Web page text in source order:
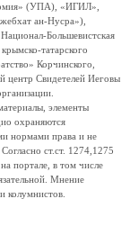
(УПА), «ИГИЛ»,
ан-Нусра»),
Большевистская
татарского
Корчинского,
центр Свидетелей Иеговы
элементы
охраняются
нормами права и не
ст.ст. 1274,1275
портале, в том числе
Мнение
колумнистов.